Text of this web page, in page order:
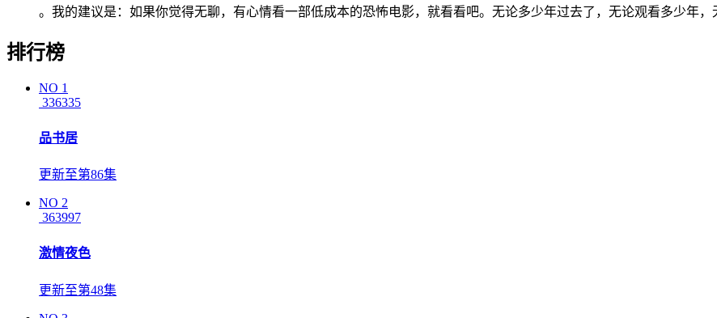
。我的建议是：如果你觉得无聊，有心情看一部低成本的恐怖电影，就看看吧。无论多少年过去了，无论观看多少年，
排行榜
NO 1
336335
品书居
更新至第86集
NO 2
363997
激情夜色
更新至第48集